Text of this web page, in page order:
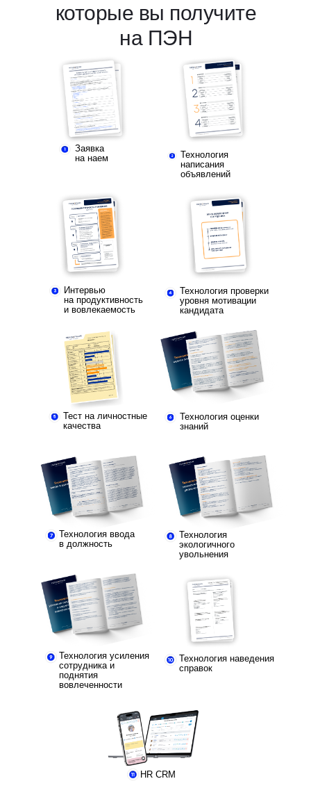
которые вы получите
на ПЭН
Заявка
на наем
Технология
написания
объявлений
HR CRM
Интервью
на продуктивность
и вовлекаемость
Технология проверки
уровня мотивации
кандидата
Тест на личностные
качества
Технология оценки
знаний
Технология ввода
в должность
Технология
экологичного
увольнения
Технология усиления
сотрудника и
поднятия
вовлеченности
Технология наведения
справок